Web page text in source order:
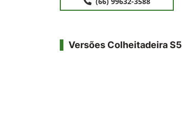
Versões Colheitadeira S5